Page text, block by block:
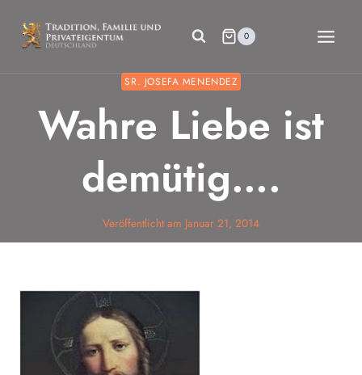
Inhalt
springen
0
SR. JOSEFA MENENDEZ
Wahre Liebe ist
demütig….
Veröffentlicht am Januar 21, 2014